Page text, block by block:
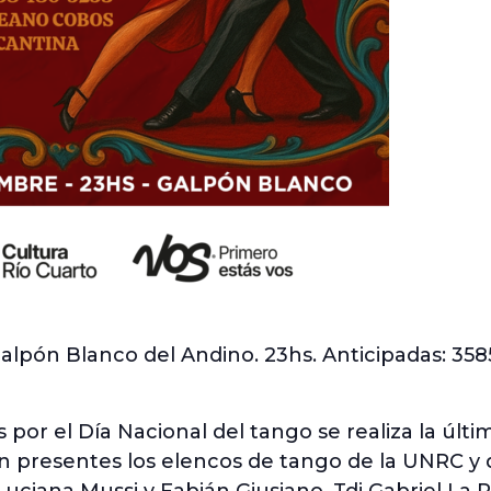
Blanco del Andino. 23hs. Anticipadas:
por el Día Nacional del tango se realiza la
presentes los elencos de tango de la UNRC